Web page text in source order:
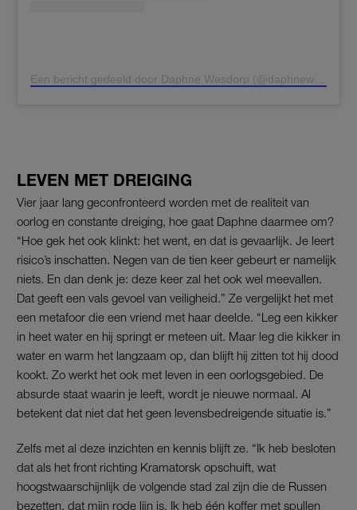
Een bericht gedeeld door Daphne Wesdorp (@daphnewesdorp)
LEVEN MET DREIGING
Vier jaar lang geconfronteerd worden met de realiteit van
oorlog en constante dreiging, hoe gaat Daphne daarmee om?
“Hoe gek het ook klinkt: het went, en dat is gevaarlijk. Je leert
risico’s inschatten. Negen van de tien keer gebeurt er namelijk
niets. En dan denk je: deze keer zal het ook wel meevallen.
Dat geeft een vals gevoel van veiligheid.” Ze vergelijkt het met
een metafoor die een vriend met haar deelde. “Leg een kikker
in heet water en hij springt er meteen uit. Maar leg die kikker in
water en warm het langzaam op, dan blijft hij zitten tot hij dood
kookt. Zo werkt het ook met leven in een oorlogsgebied. De
absurde staat waarin je leeft, wordt je nieuwe normaal. Al
betekent dat niet dat het geen levensbedreigende situatie is.”
Zelfs met al deze inzichten en kennis blijft ze. “Ik heb besloten
dat als het front richting Kramatorsk opschuift, wat
hoogstwaarschijnlijk de volgende stad zal zijn die de Russen
bezetten, dat mijn rode lijn is. Ik heb één koffer met spullen